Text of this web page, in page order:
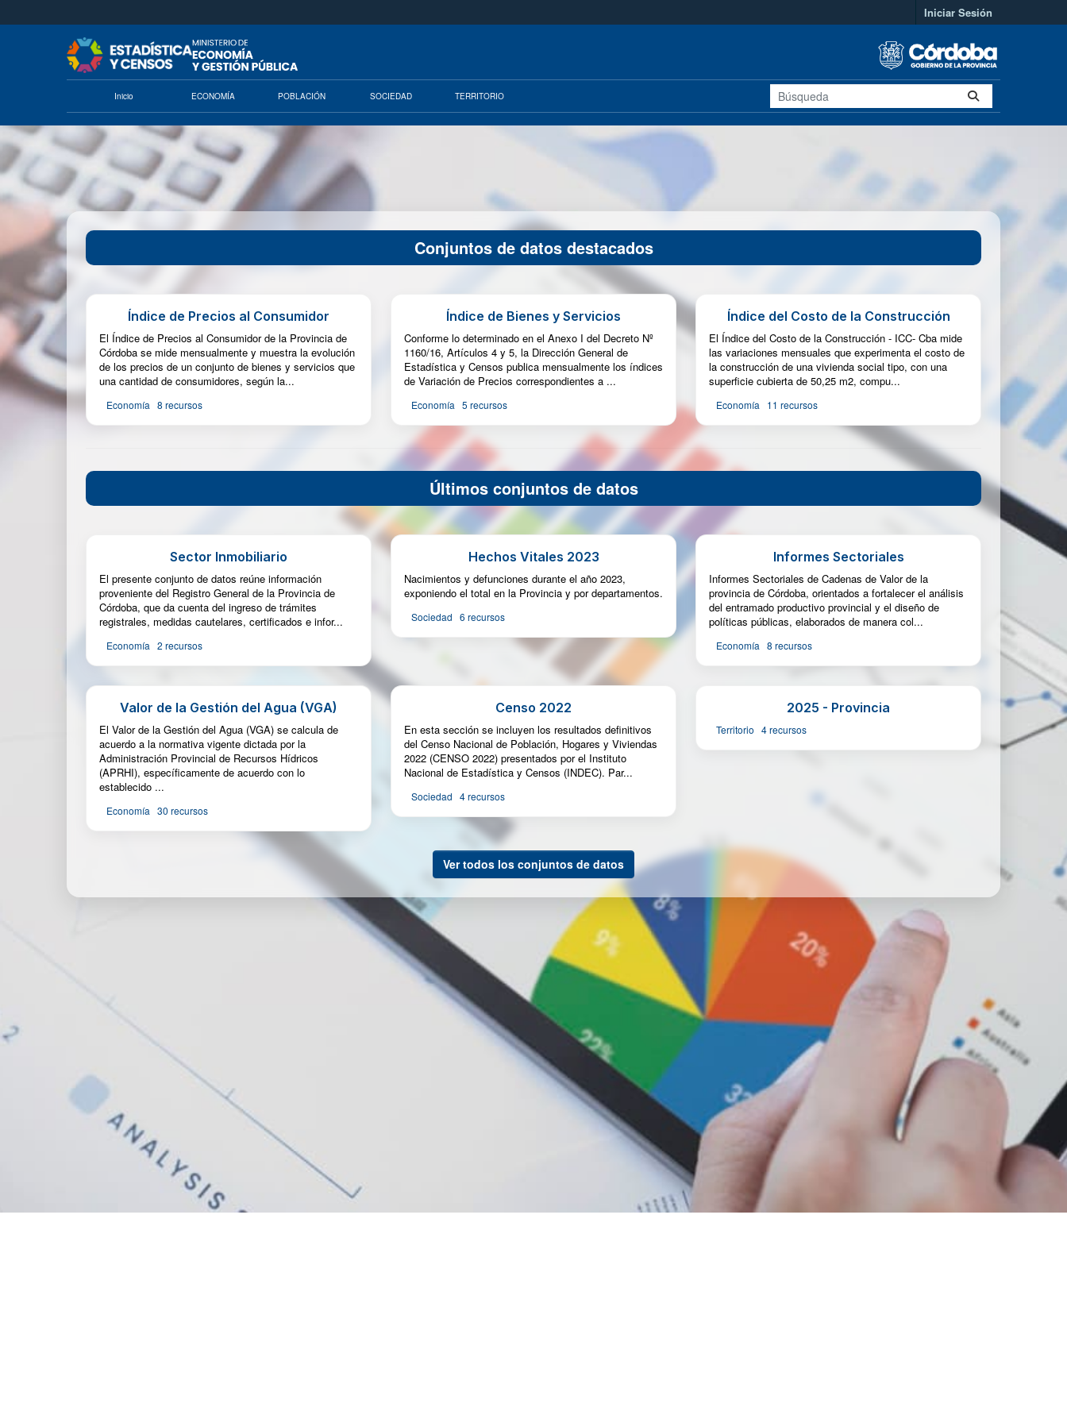
Iniciar Sesión
Inicio ECONOMÍA POBLACIÓN SOCIEDAD TERRITORIO
Conjuntos de datos destacados
Índice de Precios al Consumidor
El Índice de Precios al Consumidor de la Provincia de
Córdoba se mide mensualmente y muestra la evolución
de los precios de un conjunto de bienes y servicios que
una cantidad de consumidores, según la...
Economía 8 recursos
Índice de Bienes y Servicios
Conforme lo determinado en el Anexo I del Decreto Nº
1160/16, Artículos 4 y 5, la Dirección General de
Estadística y Censos publica mensualmente los índices
de Variación de Precios correspondientes a ...
Economía 5 recursos
Índice del Costo de la Construcción
El Índice del Costo de la Construcción - ICC- Cba mide
las variaciones mensuales que experimenta el costo de
la construcción de una vivienda social tipo, con una
superficie cubierta de 50,25 m2, compu...
Economía 11 recursos
Últimos conjuntos de datos
Sector Inmobiliario
El presente conjunto de datos reúne información
proveniente del Registro General de la Provincia de
Córdoba, que da cuenta del ingreso de trámites
registrales, medidas cautelares, certificados e infor...
Economía 2 recursos
Hechos Vitales 2023
Nacimientos y defunciones durante el año 2023,
exponiendo el total en la Provincia y por departamentos.
Sociedad 6 recursos
Informes Sectoriales
Informes Sectoriales de Cadenas de Valor de la
provincia de Córdoba, orientados a fortalecer el análisis
del entramado productivo provincial y el diseño de
políticas públicas, elaborados de manera col...
Economía 8 recursos
Valor de la Gestión del Agua (VGA)
El Valor de la Gestión del Agua (VGA) se calcula de
acuerdo a la normativa vigente dictada por la
Administración Provincial de Recursos Hídricos
(APRHI), específicamente de acuerdo con lo
establecido ...
Economía 30 recursos
Censo 2022
En esta sección se incluyen los resultados definitivos
del Censo Nacional de Población, Hogares y Viviendas
2022 (CENSO 2022) presentados por el Instituto
Nacional de Estadística y Censos (INDEC). Par...
Sociedad 4 recursos
2025 - Provincia
Territorio 4 recursos
Ver todos los conjuntos de datos